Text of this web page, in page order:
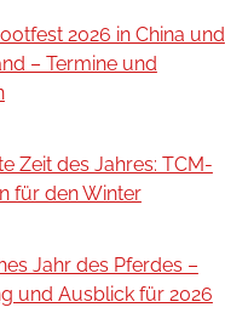
2026 in China und
– Termine und
Zeit des Jahres: TCM-
für den Winter
Jahr des Pferdes –
und Ausblick für 2026